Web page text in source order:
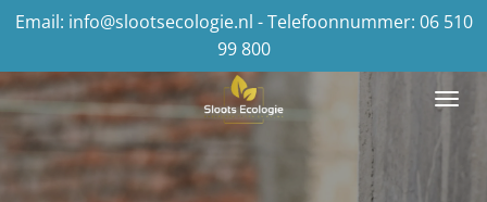
Ga
naar
hoofdinhoud
Email: info@slootsecologie.nl - Telefoonnummer: 06 510
99 800